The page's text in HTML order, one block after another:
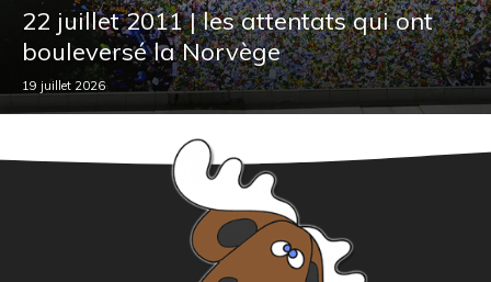
22 juillet 2011 | les attentats qui ont
bouleversé la Norvège
19 juillet 2026